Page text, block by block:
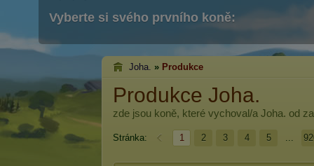
Vyberte si svého prvního koně:
Joha. » Produkce
Produkce Joha.
zde jsou koně, které vychoval/a Joha. od
Stránka: 1 2 3 4 5 ...